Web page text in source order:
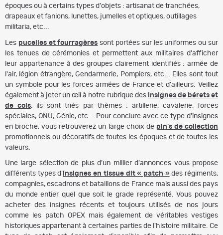
époques ou à certains types d'objets : artisanat de tranchées,
drapeaux et fanions, lunettes, jumelles et optiques, outillages
militaria, etc...
Les pucelles et fourragères sont portées sur les uniformes ou sur
les tenues de cérémonies et permettent aux militaires d'afficher
leur appartenance à des groupes clairement identifiés : armée de
l'air, légion étrangère, Gendarmerie, Pompiers, etc... Elles sont tout
un symbole pour les forces armées de France et d'ailleurs. Veillez
également à jeter un œil à notre rubrique des insignes de bérets et
de cols, ils sont triés par thèmes : artillerie, cavalerie, forces
spéciales, ONU, Génie, etc... Pour conclure avec ce type d'insignes
en broche, vous retrouverez un large choix de pin's de collection
promotionnels ou décoratifs de toutes les époques et de toutes les
valeurs.
Une large sélection de plus d'un millier d'annonces vous propose
différents types d' insignes en tissue dit « patch » des régiments,
compagnies, escadrons et bataillons de France mais aussi des pays
du monde entier quel que soit le grade représenté. Vous pouvez
acheter des insignes récents et toujours utilisés de nos jours
comme les patch OPEX mais également de véritables vestiges
historiques appartenant à certaines parties de l'histoire militaire. Ce